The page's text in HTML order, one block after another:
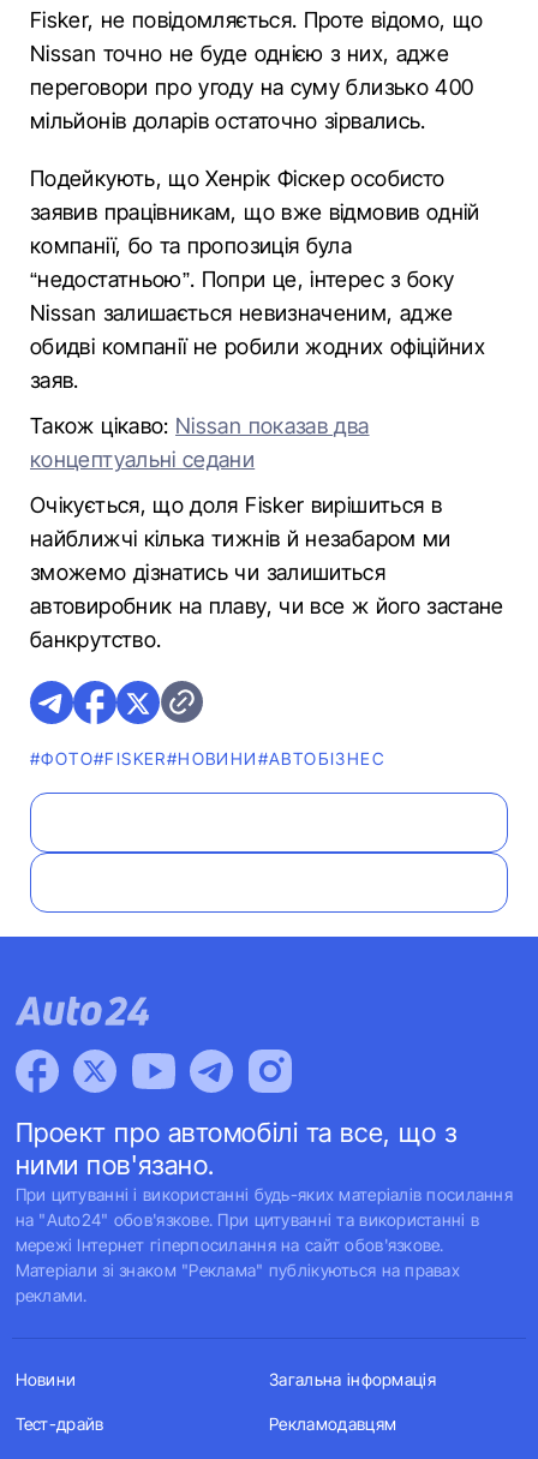
Fisker, не повідомляється. Проте відомо, що
Nissan точно не буде однією з них, адже
переговори про угоду на суму близько 400
мільйонів доларів остаточно зірвались.
Подейкують, що Хенрік Фіскер особисто
заявив працівникам, що вже відмовив одній
компанії, бо та пропозиція була
“недостатньою”. Попри це, інтерес з боку
Nissan залишається невизначеним, адже
обидві компанії не робили жодних офіційних
заяв.
Також цікаво: Nissan показав два
концептуальні седани
Очікується, що доля Fisker вирішиться в
найближчі кілька тижнів й незабаром ми
зможемо дізнатись чи залишиться
автовиробник на плаву, чи все ж його застане
банкрутство.
#ФОТО#FISKER#НОВИНИ#АВТОБІЗНЕС
Проект про автомобілі та все, що з
ними пов'язано.
При цитуванні і використанні будь-яких матеріалів посилання
на "Auto24" обов'язкове. При цитуванні та використанні в
мережі Інтернет гіперпосилання на сайт обов'язкове.
Матеріали зі знаком "Реклама" публікуються на правах
реклами.
Новини
Тест-драйв
Загальна інформація
Рекламодавцям